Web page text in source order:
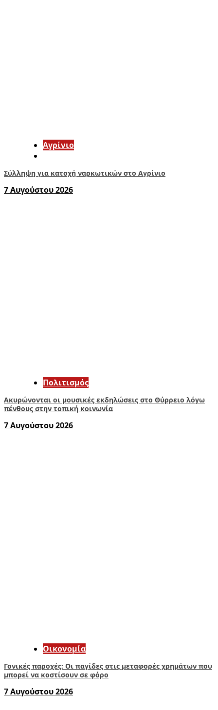
Aγρίνιο
Σύλληψη για κατοχή ναρκωτικών στο Αγρίνιο
7 Αυγούστου 2026
Πολιτισμός
Ακυρώνονται οι μουσικές εκδηλώσεις στο Θύρρειο λόγω
πένθους στην τοπική κοινωνία
7 Αυγούστου 2026
Οικονομία
Γονικές παροχές: Οι παγίδες στις μεταφορές χρημάτων που
μπορεί να κοστίσουν σε φόρο
7 Αυγούστου 2026